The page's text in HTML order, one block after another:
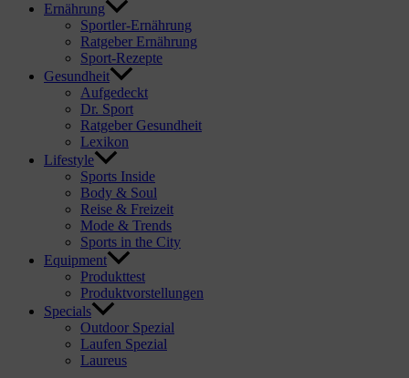
Ernährung
Sportler-Ernährung
Ratgeber Ernährung
Sport-Rezepte
Gesundheit
Aufgedeckt
Dr. Sport
Ratgeber Gesundheit
Lexikon
Lifestyle
Sports Inside
Body & Soul
Reise & Freizeit
Mode & Trends
Sports in the City
Equipment
Produkttest
Produktvorstellungen
Specials
Outdoor Spezial
Laufen Spezial
Laureus